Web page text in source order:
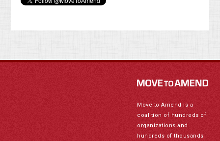
Move to Amend is a
coalition of hundreds of
organizations and
hundreds of thousands